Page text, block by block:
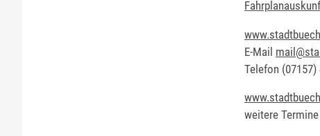
E-Mail
Telefon (07157)
weitere Termine